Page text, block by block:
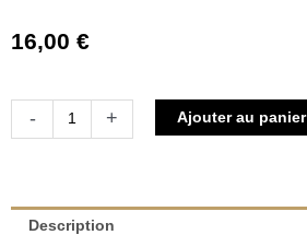
16,00 €
-
quantité
-
+ Ajouter au panier
Description